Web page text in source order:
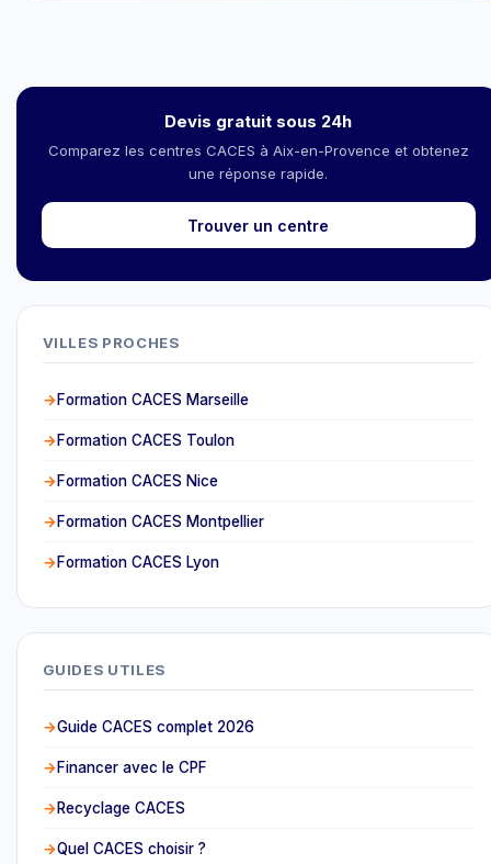
Devis gratuit sous 24h
Comparez les centres CACES à Aix-en-Provence et obtenez
une réponse rapide.
Trouver un centre
VILLES PROCHES
Formation CACES Marseille
Formation CACES Toulon
Formation CACES Nice
Formation CACES Montpellier
Formation CACES Lyon
GUIDES UTILES
Guide CACES complet 2026
Financer avec le CPF
Recyclage CACES
Quel CACES choisir ?